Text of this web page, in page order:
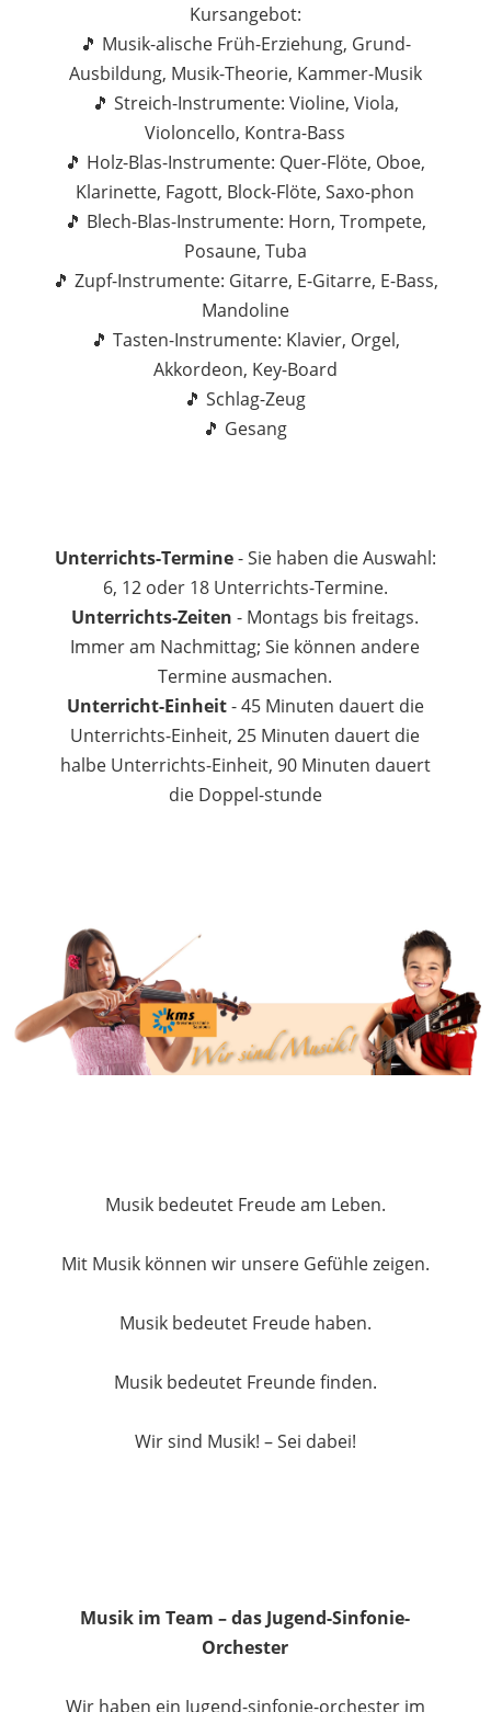
Kursangebot:
🎵 Musik-alische Früh-Erziehung, Grund-
Ausbildung, Musik-Theorie, Kammer-Musik
🎵 Streich-Instrumente: Violine, Viola,
Violoncello, Kontra-Bass
🎵 Holz-Blas-Instrumente: Quer-Flöte, Oboe,
Klarinette, Fagott, Block-Flöte, Saxo-phon
🎵 Blech-Blas-Instrumente: Horn, Trompete,
Posaune, Tuba
🎵 Zupf-Instrumente: Gitarre, E-Gitarre, E-Bass,
Mandoline
🎵 Tasten-Instrumente: Klavier, Orgel,
Akkordeon, Key-Board
🎵 Schlag-Zeug
🎵 Gesang
Unterrichts-Termine- Sie haben die Auswahl:
6, 12 oder 18 Unterrichts-Termine.
Unterrichts-Zeiten - Montags bis freitags.
Immer am Nachmittag; Sie können andere
Termine ausmachen.
Unterricht-Einheit- 45 Minuten dauert die
Unterrichts-Einheit, 25 Minuten dauert die
halbe Unterrichts-Einheit, 90 Minuten dauert
die Doppel-stunde
Musik bedeutet Freude am Leben.
Mit Musik können wir unsere Gefühle zeigen.
Musik bedeutet Freude haben.
Musik bedeutet Freunde finden.
Wir sind Musik! – Sei dabei!
Musik im Team – das Jugend-Sinfonie-
Orchester
Wir haben ein Jugend-sinfonie-orchester im